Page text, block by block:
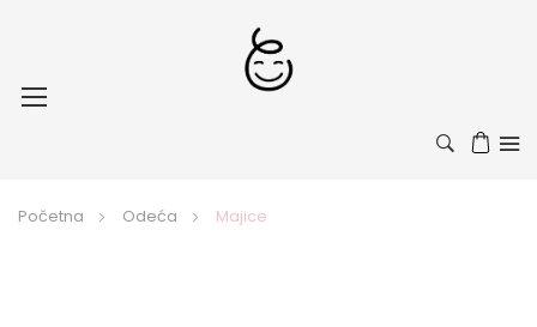
Početna Odeća Majice